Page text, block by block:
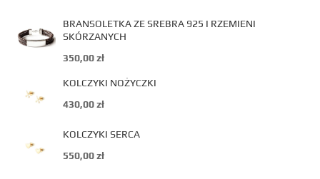
BRANSOLETKA ZE SREBRA 925 I RZEMIENI
SKÓRZANYCH
350,00zł
KOLCZYKI NOŻYCZKI
430,00zł
KOLCZYKI SERCA
550,00zł